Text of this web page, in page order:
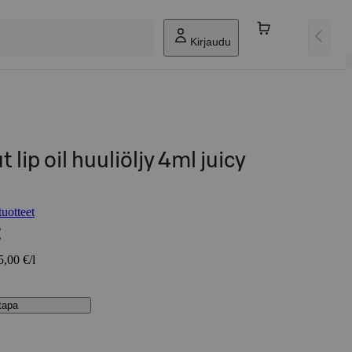
Kirjaudu
lip oil huuliöljy 4ml juicy
€/l